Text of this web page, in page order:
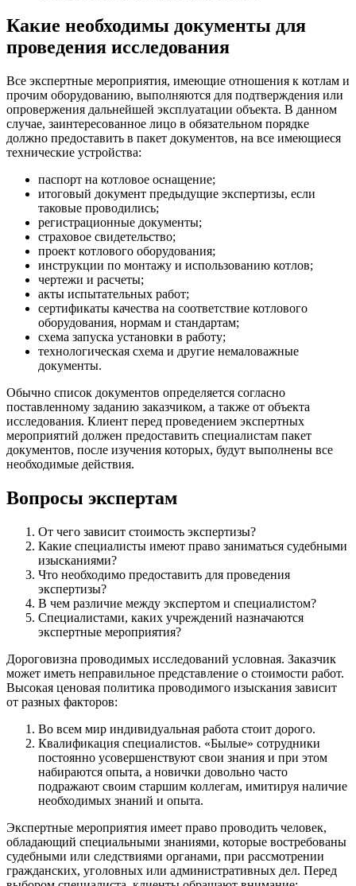
Какие необходимы документы для
проведения исследования
Все экспертные мероприятия, имеющие отношения к котлам и
прочим оборудованию, выполняются для подтверждения или
опровержения дальнейшей эксплуатации объекта. В данном
случае, заинтересованное лицо в обязательном порядке
должно предоставить в пакет документов, на все имеющиеся
технические устройства:
паспорт на котловое оснащение;
итоговый документ предыдущие экспертизы, если
таковые проводились;
регистрационные документы;
страховое свидетельство;
проект котлового оборудования;
инструкции по монтажу и использованию котлов;
чертежи и расчеты;
акты испытательных работ;
сертификаты качества на соответствие котлового
оборудования, нормам и стандартам;
схема запуска установки в работу;
технологическая схема и другие немаловажные
документы.
Обычно список документов определяется согласно
поставленному заданию заказчиком, а также от объекта
исследования. Клиент перед проведением экспертных
мероприятий должен предоставить специалистам пакет
документов, после изучения которых, будут выполнены все
необходимые действия.
Вопросы экспертам
От чего зависит стоимость экспертизы?
Какие специалисты имеют право заниматься судебными
изысканиями?
Что необходимо предоставить для проведения
экспертизы?
В чем различие между экспертом и специалистом?
Специалистами, каких учреждений назначаются
экспертные мероприятия?
Дороговизна проводимых исследований условная. Заказчик
может иметь неправильное представление о стоимости работ.
Высокая ценовая политика проводимого изыскания зависит
от разных факторов:
Во всем мир индивидуальная работа стоит дорого.
Квалификация специалистов. «Былые» сотрудники
постоянно усовершенствуют свои знания и при этом
набираются опыта, а новички довольно часто
подражают своим старшим коллегам, имитируя наличие
необходимых знаний и опыта.
Экспертные мероприятия имеет право проводить человек,
обладающий специальными знаниями, которые востребованы
судебными или следствиями органами, при рассмотрении
гражданских, уголовных или административных дел. Перед